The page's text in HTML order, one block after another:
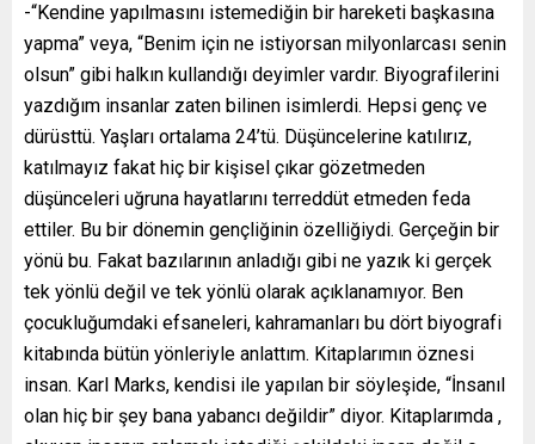
-“Kendine yapılmasını istemediğin bir hareketi başkasına
yapma” veya, “Benim için ne istiyorsan milyonlarcası senin
olsun” gibi halkın kullandığı deyimler vardır. Biyografilerini
yazdığım insanlar zaten bilinen isimlerdi. Hepsi genç ve
dürüsttü. Yaşları ortalama 24’tü. Düşüncelerine katılırız,
katılmayız fakat hiç bir kişisel çıkar gözetmeden
düşünceleri uğruna hayatlarını terreddüt etmeden feda
ettiler. Bu bir dönemin gençliğinin özelliğiydi. Gerçeğin bir
yönü bu. Fakat bazılarının anladığı gibi ne yazık ki gerçek
tek yönlü değil ve tek yönlü olarak açıklanamıyor. Ben
çocukluğumdaki efsaneleri, kahramanları bu dört biyografi
kitabında bütün yönleriyle anlattım. Kitaplarımın öznesi
insan. Karl Marks, kendisi ile yapılan bir söyleşide, “İnsanıl
olan hiç bir şey bana yabancı değildir” diyor. Kitaplarımda ,